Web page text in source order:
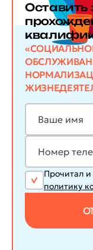
Оставить
Прочитал
политику